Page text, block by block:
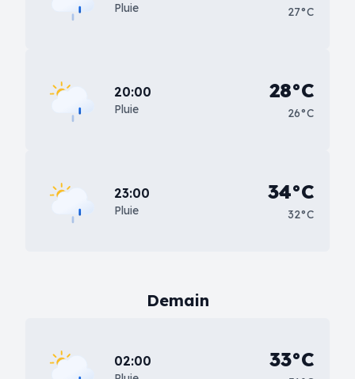
Pluie 27°C
20:00
Pluie
28°C
26°C
23:00
Pluie
34°C
32°C
Demain
02:00 33°C